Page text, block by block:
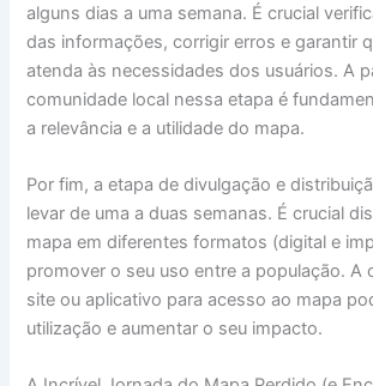
alguns dias a uma semana. É crucial
das informações, corrigir erros e garantir
atenda às necessidades dos usuários. A
comunidade local nessa etapa é
a relevância e a utilidade do mapa.
Por fim, a etapa de divulgação e
levar de uma a duas semanas. É crucial
mapa em diferentes formatos (digital e
promover o seu uso entre a população. A
site ou aplicativo para acesso ao mapa
utilização e aumentar o seu impacto.